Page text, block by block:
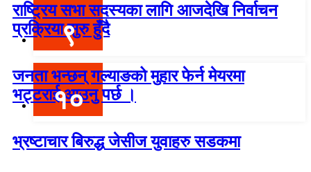
राष्ट्रिय सभा सदस्यका लागि आजदेखि निर्वाचन
प्रक्रिया सुरु हुँदै
९
जनता भन्छन् गल्याङको मुहार फेर्न मेयरमा
भट्टराई आउनु पर्छ ।
१०
भ्रष्टाचार बिरुद्ध जेसीज युवाहरु सडकमा